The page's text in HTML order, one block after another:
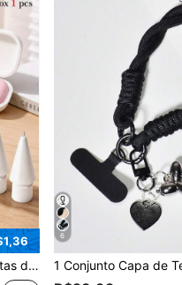
Acessórios de Lápis para Mãe, Família, Amigos
6